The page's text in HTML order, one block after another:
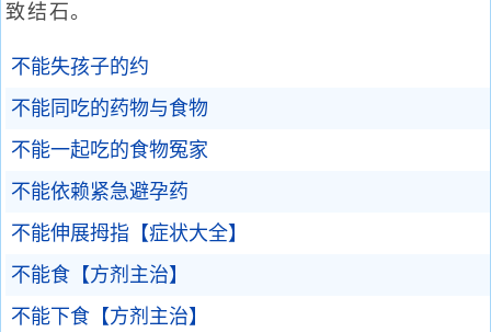
致结石。
不能失孩子的约
不能同吃的药物与食物
不能一起吃的食物冤家
不能依赖紧急避孕药
不能伸展拇指【症状大全】
不能食【方剂主治】
不能下食【方剂主治】